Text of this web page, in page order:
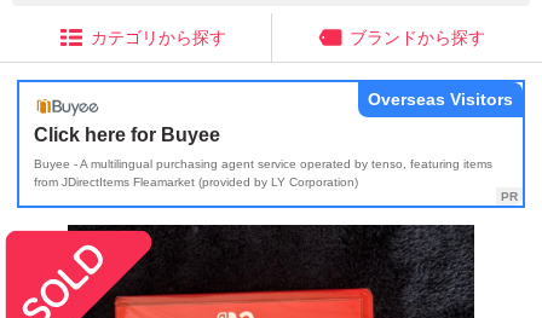
カテゴリから探す ブランドから探す
Click here for Buyee
Buyee - A multilingual purchasing agent service operated by tenso, featuring items
from JDirectItems Fleamarket (provided by LY Corporation)
Overseas Visitors